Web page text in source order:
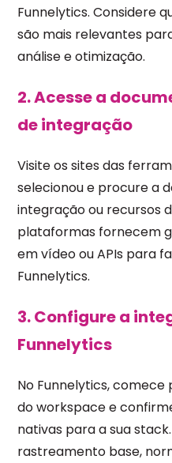
Funnelytics. Considere
são mais relevantes
análise e otimização.
2. Acesse a
de integração
Visite os sites das
selecionou e procure a
integração ou recursos
plataformas fornecem
em vídeo ou APIs para
Funnelytics.
3. Configure a
Funnelytics
No Funnelytics,
do workspace e
nativas para a sua
rastreamento base,